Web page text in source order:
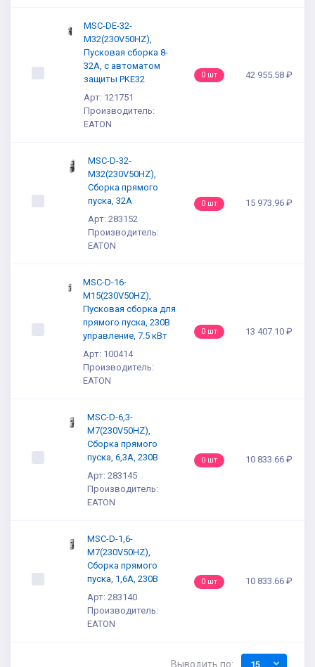
MSC-DE-32-
M32(230V50HZ),
Пусковая сборка 8-
32А, с автоматом
защиты PKE32
Арт: 121751
Производитель:
EATON
0 шт 42 955.58 ₽
MSC-D-32-
M32(230V50HZ),
Сборка прямого
пуска, 32А
Арт: 283152
Производитель:
EATON
0 шт 15 973.96 ₽
MSC-D-16-
M15(230V50HZ),
Пусковая сборка для
прямого пуска, 230В
управление, 7.5 кВт
Арт: 100414
Производитель:
EATON
0 шт 13 407.10 ₽
MSC-D-6,3-
M7(230V50HZ),
Сборка прямого
пуска, 6,3А, 230В
Арт: 283145
Производитель:
EATON
0 шт 10 833.66 ₽
MSC-D-1,6-
M7(230V50HZ),
Сборка прямого
пуска, 1,6А, 230В
Арт: 283140
Производитель:
EATON
0 шт 10 833.66 ₽
Выводить по: 15